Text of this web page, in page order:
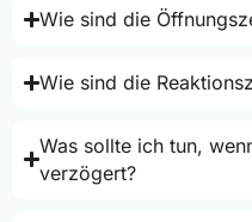
Wie sind die
Wie sind die
Was sollte ich tun,
verzögert?